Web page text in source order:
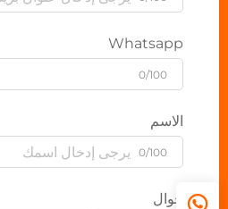
Whatsapp
0/100
الاسم
0/100
جوال